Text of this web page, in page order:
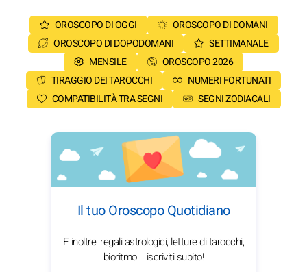
OROSCOPO DI OGGI
OROSCOPO DI DOMANI
OROSCOPO DI DOPODOMANI
SETTIMANALE
MENSILE
OROSCOPO 2026
TIRAGGIO DEI TAROCCHI
NUMERI FORTUNATI
COMPATIBILITÀ TRA SEGNI
SEGNI ZODIACALI
Il tuo Oroscopo Quotidiano
E inoltre: regali astrologici, letture di tarocchi,
bioritmo... iscriviti subito!